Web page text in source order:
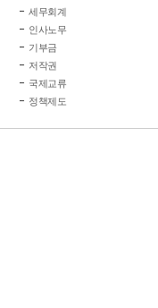
세무회계
인사노무
기부금
저작권
국제교류
정책제도